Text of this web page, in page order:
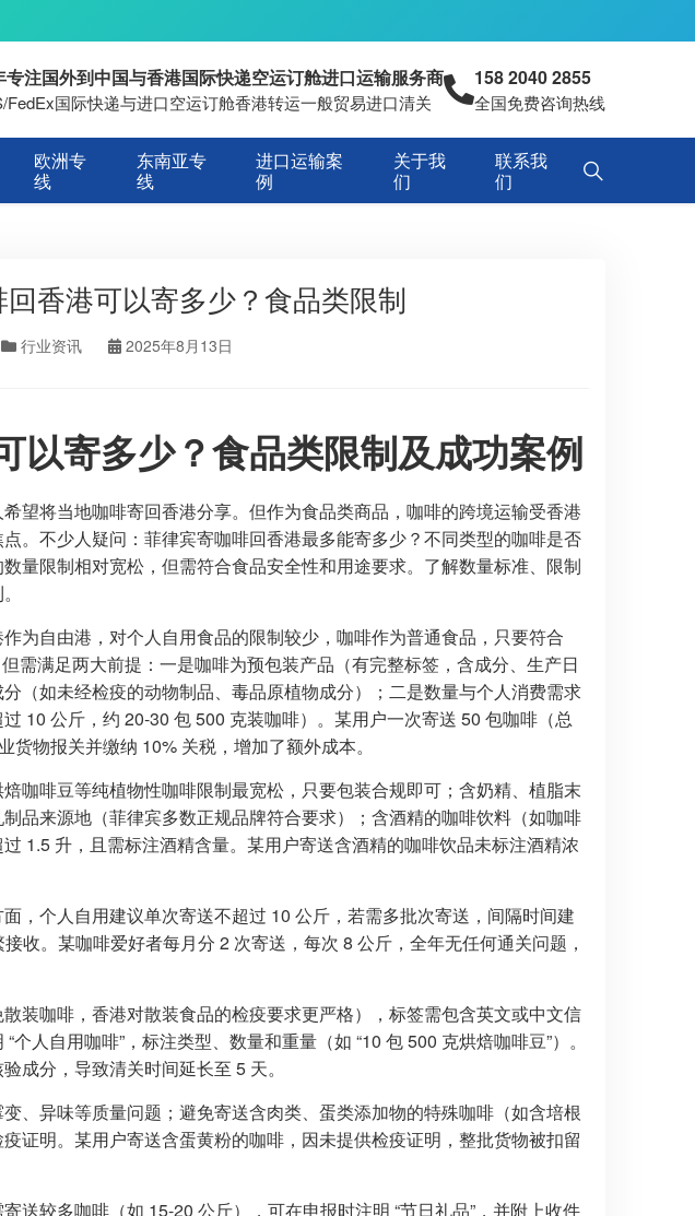
专注国外到中国与香港国际快递空运订舱进口运输服务商
FedEx国际快递与进口空运订舱香港转运一般贸易进口清关
158 2040 2855
全国免费咨询热线
欧洲专
线
东南亚专
线
进口运输案
例
关于我
们
联系我
们
香港可以寄多少？食品类限制
行业资讯 2025年8月13日
以寄多少？食品类限制及成功案例
望将当地咖啡寄回香港分享。但作为食品类商品，咖啡的跨境运输受香港
。不少人疑问：菲律宾寄咖啡回香港最多能寄多少？不同类型的咖啡是否
量限制相对宽松，但需符合食品安全性和用途要求。了解数量标准、限制
为自由港，对个人自用食品的限制较少，咖啡作为普通食品，只要符合
需满足两大前提：一是咖啡为预包装产品（有完整标签，含成分、生产日
（如未经检疫的动物制品、毒品原植物成分）；二是数量与个人消费需求
10 公斤，约 20-30 包 500 克装咖啡）。某用户一次寄送 50 包咖啡（总
物报关并缴纳 10% 关税，增加了额外成本。
咖啡豆等纯植物性咖啡限制最宽松，只要包装合规即可；含奶精、植脂末
品来源地（菲律宾多数正规品牌符合要求）；含酒精的咖啡饮料（如咖啡
1.5 升，且需标注酒精含量。某用户寄送含酒精的咖啡饮品未标注酒精浓
，个人自用建议单次寄送不超过 10 公斤，若需多批次寄送，间隔时间建
收。某咖啡爱好者每月分 2 次寄送，每次 8 公斤，全年无任何通关问题，
装咖啡，香港对散装食品的检疫要求更严格），标签需包含英文或中文信
人自用咖啡”，标注类型、数量和重量（如 “10 包 500 克烘焙咖啡豆”）。
成分，导致清关时间延长至 5 天。
、异味等质量问题；避免寄送含肉类、蛋类添加物的特殊咖啡（如含培根
证明。某用户寄送含蛋黄粉的咖啡，因未提供检疫证明，整批货物被扣留
送较多咖啡（如 15-20 公斤），可在申报时注明 “节日礼品”，并附上收件